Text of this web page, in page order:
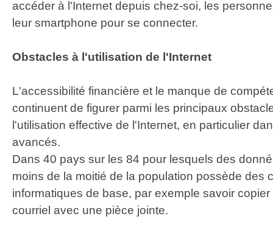
accéder à l'Internet depuis chez-soi, les
leur smartphone pour se connecter.
Obstacles à l'utilisation de l'Internet
L'accessibilité financière et le manque de
continuent de figurer parmi les principaux
l'utilisation effective de l'Internet, en particulier
avancés.
Dans 40 pays sur les 84 pour lesquels des
moins de la moitié de la population possède des
informatiques de base, par exemple savoir
courriel avec une pièce jointe.